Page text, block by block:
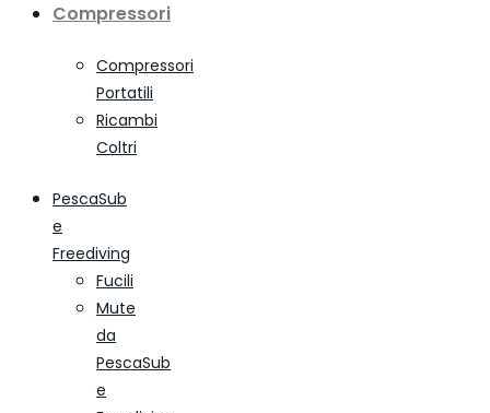
Compressori
Compressori
Portatili
Ricambi
Coltri
PescaSub
e
Freediving
Fucili
Mute
da
PescaSub
e